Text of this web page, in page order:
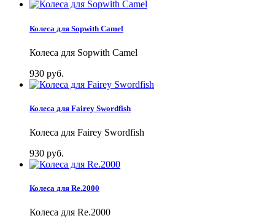
Колеса для Sopwith Camel
Колеса для Sopwith Camel
930 руб.
Колеса для Fairey Swordfish
Колеса для Fairey Swordfish
930 руб.
Колеса для Re.2000
Колеса для Re.2000